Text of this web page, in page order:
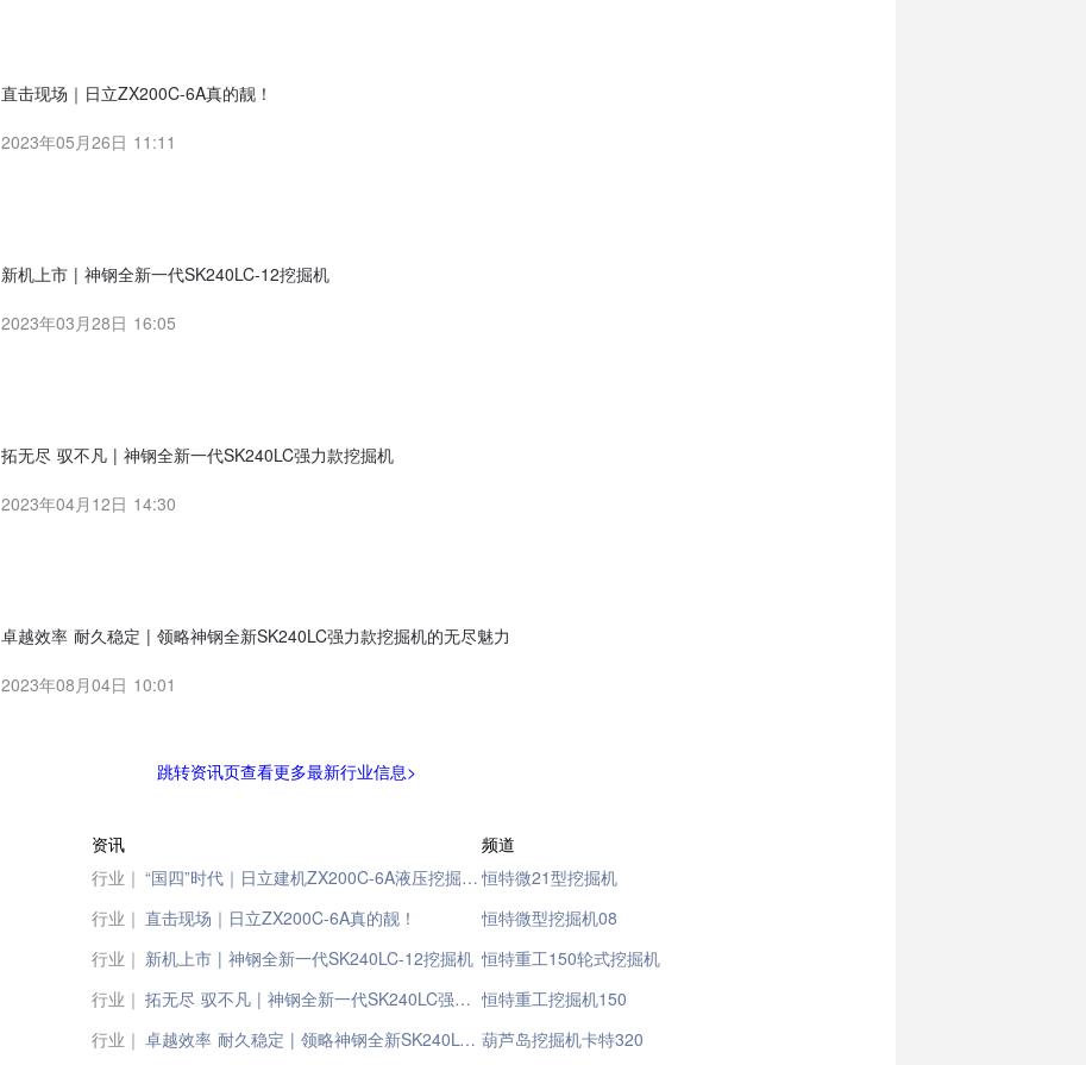
直击现场｜日立ZX200C-6A真的靓！
2023年05月26日 11:11
新机上市 | 神钢全新一代SK240LC-12挖掘机
2023年03月28日 16:05
拓无尽 驭不凡 | 神钢全新一代SK240LC强力款挖掘机
2023年04月12日 14:30
卓越效率 耐久稳定 | 领略神钢全新SK240LC强力款挖掘机的无尽魅力
2023年08月04日 10:01
跳转资讯页查看更多最新行业信息>
资讯
行业｜
“国四”时代｜日立建机ZX200C-6A液压挖掘机正式出厂
行业｜ 直击现场｜日立ZX200C-6A真的靓！
行业｜ 新机上市 | 神钢全新一代SK240LC-12挖掘机
行业｜
拓无尽 驭不凡 | 神钢全新一代SK240LC强力款挖掘机
行业｜
卓越效率 耐久稳定 | 领略神钢全新SK240LC强力款挖掘机的无尽魅力
频道
恒特微21型挖掘机
恒特微型挖掘机08
恒特重工150轮式挖掘机
恒特重工挖掘机150
葫芦岛挖掘机卡特320